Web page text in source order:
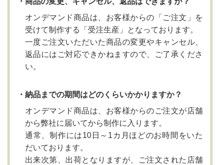
オンデマンド商品は、お客様からの「ご注文」を
受けて制作する「受注生産」となっております。
一度ご注文いただいた商品の変更やキャンセル、
返品にはご対応できかねますので、ご了承くださ
い。
・納品までの期間はどのくらいかかりますか？
オンデマンド商品は、お客様からのご注文が店舗
から弊社に届いてから制作に入ります。
通常、制作には10日～1カ月ほどのお時間をいた
だいております。
出来次第、出荷となりますが、ご注文された店舗